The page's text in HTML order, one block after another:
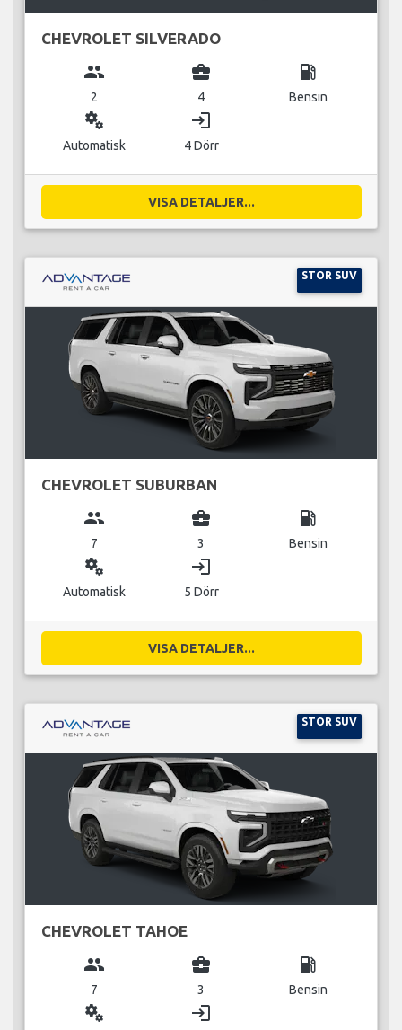
CHEVROLET SILVERADO
group
2
business_center
4
local_gas_station
Bensin
miscellaneous_services
Automatisk
login
4 Dörr
VISA DETALJER...
STOR SUV
CHEVROLET SUBURBAN
group
7
business_center
3
local_gas_station
Bensin
miscellaneous_services
Automatisk
login
5 Dörr
VISA DETALJER...
STOR SUV
CHEVROLET TAHOE
group
7
business_center
3
local_gas_station
Bensin
miscellaneous_services login